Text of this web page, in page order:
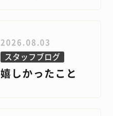
2026.08.03
スタッフブログ
嬉しかったこと